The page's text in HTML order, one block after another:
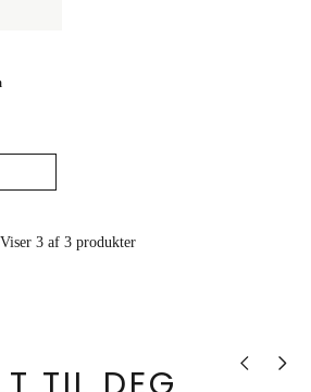
Viser 3 af 3 produkter
Vis forrige
Vis